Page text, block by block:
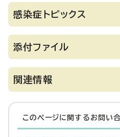
感染症トピックス
添付ファイル
関連情報
このページに関する お問い